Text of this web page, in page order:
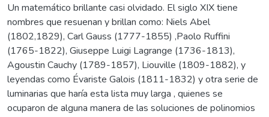
Un matemático brillante casi olvidado. El siglo XIX tiene
nombres que resuenan y brillan como: Niels Abel
(1802,1829), Carl Gauss (1777-1855) ,Paolo Ruffini
(1765-1822), Giuseppe Luigi Lagrange (1736-1813),
Agoustin Cauchy (1789-1857), Liouville (1809-1882), y
leyendas como Évariste Galois (1811-1832) y otra serie de
luminarias que haría esta lista muy larga , quienes se
ocuparon de alguna manera de las soluciones de polinomios